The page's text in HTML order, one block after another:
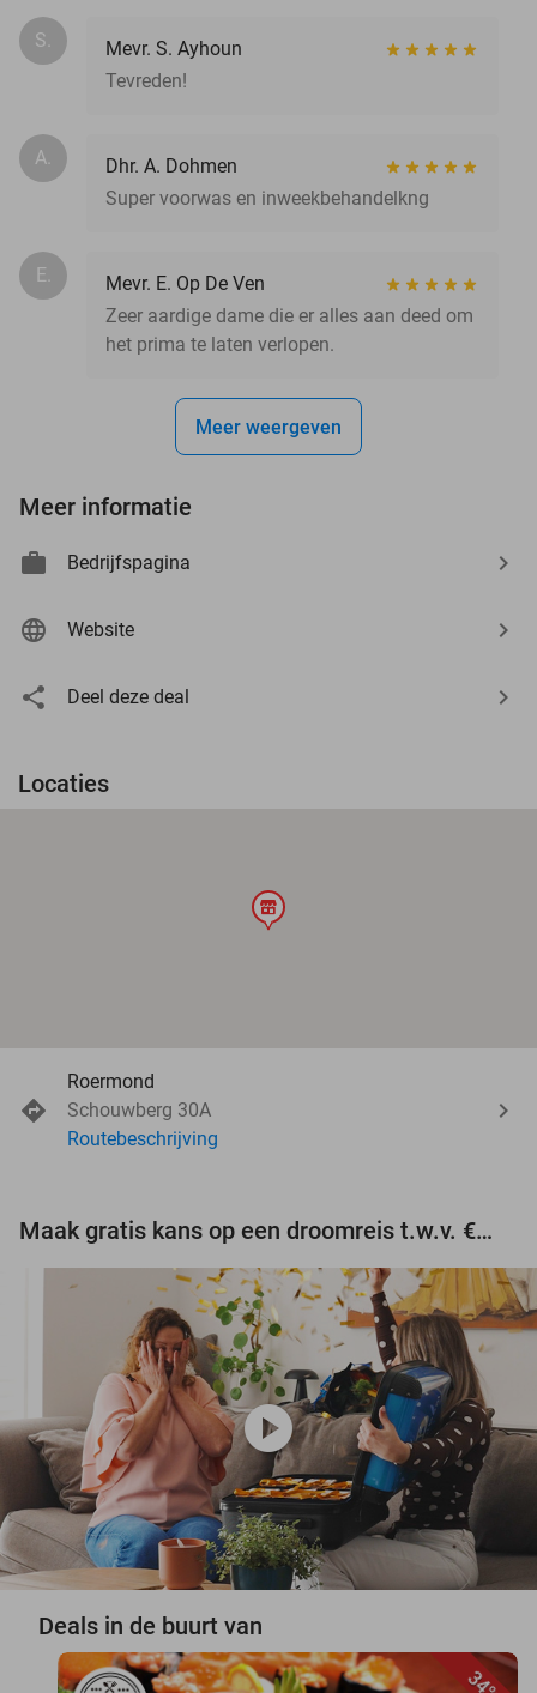
S.
Mevr. S. Ayhoun
Tevreden!
A.
Dhr. A. Dohmen
Super voorwas en inweekbehandelkng
E.
Mevr. E. Op De Ven
Zeer aardige dame die er alles aan deed om
het prima te laten verlopen.
Meer weergeven
Meer informatie
Bedrijfspagina
Website
Deel deze deal
Locaties
store
Roermond
Schouwberg 30A
Routebeschrijving
Maak gratis kans op een droomreis t.w.v. €3.000!
play_circle
Deals in de buurt van